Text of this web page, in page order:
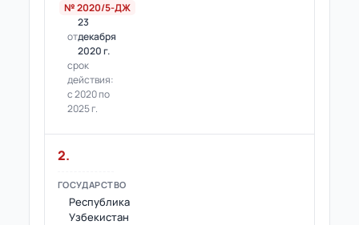
№ 2020/5-ДЖ
от
23
декабря
2020 г.
срок
действия:
с 2020 по
2025 г.
2.
Республика
Узбекистан